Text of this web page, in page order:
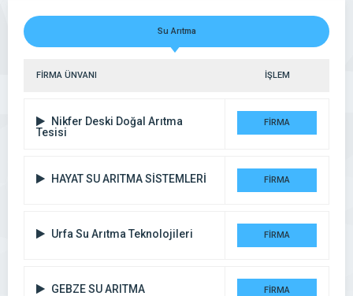
Su Arıtma
FİRMA ÜNVANI İŞLEM
Nikfer Deski Doğal Arıtma
Tesisi
FİRMA
HAYAT SU ARITMA SİSTEMLERİ FİRMA
Urfa Su Arıtma Teknolojileri FİRMA
GEBZE SU ARITMA FİRMA